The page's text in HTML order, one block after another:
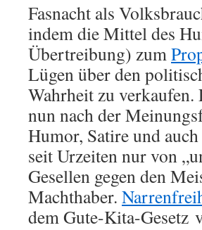
Fasnacht als
indem die Mittel des
Übertreibung) zum
Lügen über den
Wahrheit zu
nun nach der
Humor, Satire und
seit Urzeiten nur von
Gesellen gegen den
Machthaber.
dem Gute-Kita-Gesetz